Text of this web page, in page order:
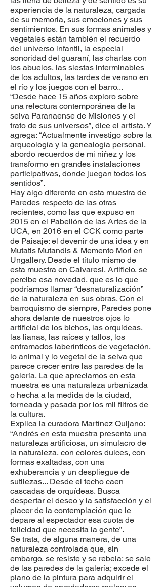
experiencia de la naturaleza, cargada
de su memoria, sus emociones y sus
sentimientos. En sus formas animales y
vegetales están también el recuerdo
del universo infantil, la especial
sonoridad del guaraní, las charlas con
los abuelos, las siestas interminables
de los adultos, las tardes de verano en
el río y los juegos con el barro...
“Desde hace 15 años exploro sobre
una relectura contemporánea de la
selva Paranaense de Misiones y el
trato de sus universos”, dice el artista. Y
agrega: “Actualmente investigo sobre la
arqueología y la genealogía personal,
abordo recuerdos de mi niñez y los
transformo en grandes instalaciones
participativas, donde juegan todos los
sentidos”.
Hay algo diferente en esta muestra de
Paredes respecto de las otras
recientes, como las que expuso en
2015 en el Pabellón de las Artes de la
UCA, en 2016 en el CCK como parte
de Paisaje: el devenir de una idea y en
Mutatis Mutandis & Memento Mori en
Ungallery. Desde el título mismo de
esta muestra en Calvaresi, Artificio, se
percibe esa novedad, que es lo que
podríamos llamar “desnaturalización”
de la naturaleza en sus obras. Con el
barroquismo de siempre, Paredes pone
ahora delante de nuestros ojos lo
artificial de los bichos, las orquídeas,
las lianas, las raíces y tallos, los
entramados laberínticos de vegetación,
lo animal y lo vegetal de la selva que
parece crecer entre las paredes de la
galería. La que apreciamos en esta
muestra es una naturaleza urbanizada
o hecha a la medida de la ciudad,
torneada y pasada por los mil filtros de
la cultura.
Explica la curadora Martínez Quijano:
“Andrés en esta muestra presenta una
naturaleza artificiosa, un simulacro de
la naturaleza, con colores dulces, con
formas exaltadas, con una
exhuberancia y un despliegue de
sutilezas... Desde el techo caen
cascadas de orquídeas. Busca
despertar el deseo y la satisfacción y el
placer de la contemplación que le
depare al espectador esa cuota de
felicidad que necesita la gente”.
Se trata, de alguna manera, de una
naturaleza controlada que, sin
embargo, se resiste y se rebela: se sale
de las paredes de la galería; excede el
plano de la pintura para adquirir el